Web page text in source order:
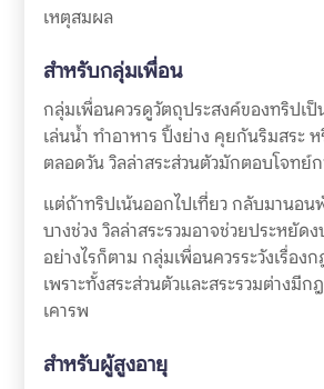
เหตุสมผล
สำหรับกลุ่มเพื่อน
กลุ่มเพื่อนควรดูวัตถุประสงค์ของทริปเ
เล่นน้ำ ทำอาหาร ปิ้งย่าง คุยกันริมสระ
ตลอดวัน วิลล่าสระส่วนตัวมักตอบโจทย์ก
แต่ถ้าทริปเน้นออกไปเที่ยว กลับมานอน
บางช่วง วิลล่าสระรวมอาจช่วยประหยัด
อย่างไรก็ตาม กลุ่มเพื่อนควรระวังเรื่อง
เพราะทั้งสระส่วนตัวและสระรวมต่างมีก
เคารพ
สำหรับผู้สูงอายุ